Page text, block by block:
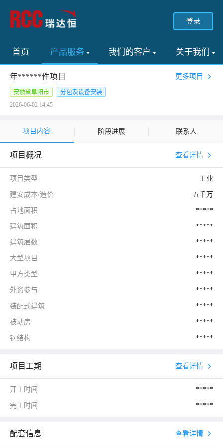
登录
首页 产品服务 我们的客户 关于我们
年******件项目 更多项目
安徽省阜阳市
分包及设备安装
2026-06-02 14:45
项目内容 阶段进展 联系人
项目概况 查看详情
项目类型 工业
建安成本/造价 五千万
占地面积 *****
建筑面积 *****
建筑层数 *****
大型项目 *****
甲方类型 *****
外资参与 *****
装配式建筑 *****
被动房 *****
钢结构 *****
项目工期 查看详情
开工时间 *****
完工时间 *****
配套信息 查看详情